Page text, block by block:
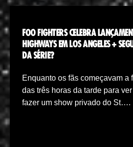
FOO FIGHTERS CELEBRA
HIGHWAYS EM LOS ANGELES +
DA SÉRIE?
Enquanto os fãs começavam a
das três horas da tarde para
fazer um show privado do St….